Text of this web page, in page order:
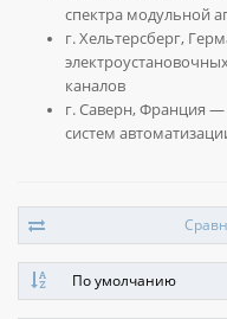
спектра модульной
г. Хельтерсберг,
каналов
г. Саверн, Франция —
систем
По умолчанию